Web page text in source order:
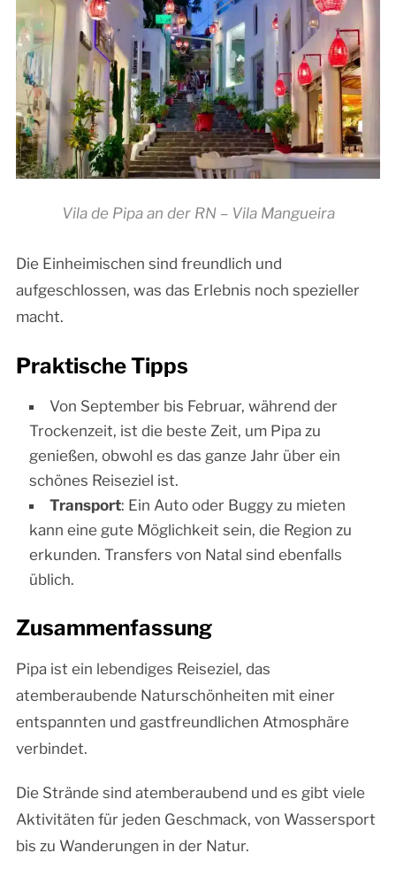
Vila de Pipa an der RN – Vila Mangueira
Die Einheimischen sind freundlich und
aufgeschlossen, was das Erlebnis noch spezieller
macht.
Praktische Tipps
Von September bis Februar, während der
Trockenzeit, ist die beste Zeit, um Pipa zu
genießen, obwohl es das ganze Jahr über ein
schönes Reiseziel ist.
Transport: Ein Auto oder Buggy zu mieten
kann eine gute Möglichkeit sein, die Region zu
erkunden. Transfers von Natal sind ebenfalls
üblich.
Zusammenfassung
Pipa ist ein lebendiges Reiseziel, das
atemberaubende Naturschönheiten mit einer
entspannten und gastfreundlichen Atmosphäre
verbindet.
Die Strände sind atemberaubend und es gibt viele
Aktivitäten für jeden Geschmack, von Wassersport
bis zu Wanderungen in der Natur.